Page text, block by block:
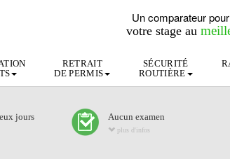
Un comparateur
votre stage au
RETRAIT
DE PERMIS
SÉCURITÉ
ROUTIÈRE
jours Aucun examen
plus d'infos